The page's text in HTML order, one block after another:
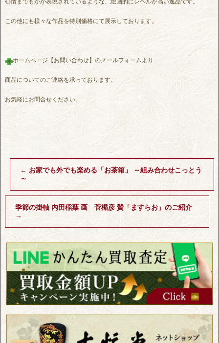
心情までもがが表現されているような、絵画的にレベルが高い逸品です。
この他にも様々な作品を特別価格にて展示しております。
ホームページ【お問い合わせ】のメールフォームより
商品についてのご連絡を承っております。
お気軽にお問合せください。
← お家でも外でも楽める「お茶箱」 ～組み合わせこっとう
～
季節の掛軸 内田稲葉 画 菅楯彦 賛「ますらお」のご紹介
→